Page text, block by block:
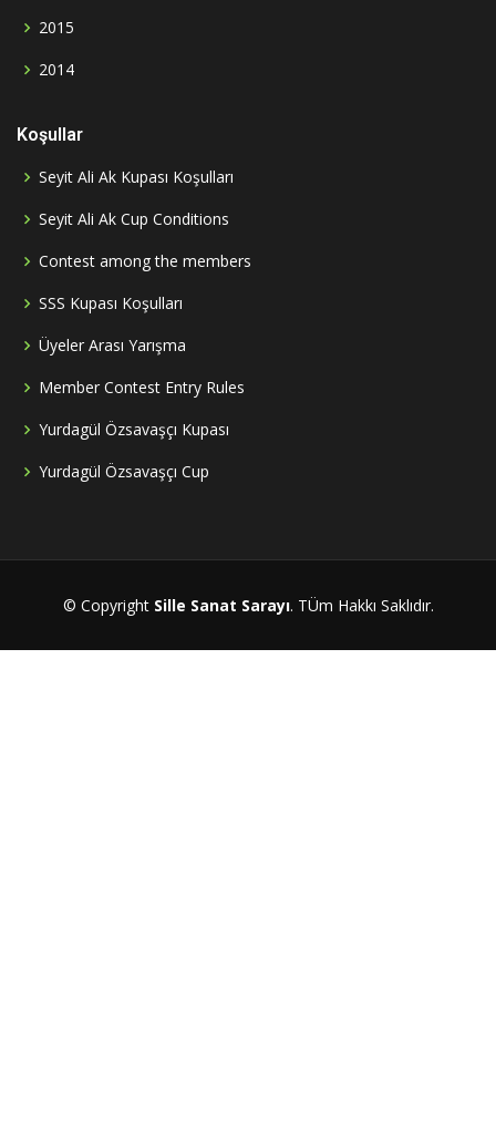
2015
2014
Koşullar
Seyit Ali Ak Kupası Koşulları
Seyit Ali Ak Cup Conditions
Contest among the members
SSS Kupası Koşulları
Üyeler Arası Yarışma
Member Contest Entry Rules
Yurdagül Özsavaşçı Kupası
Yurdagül Özsavaşçı Cup
© Copyright Sille Sanat Sarayı. TÜm Hakkı Saklıdır.